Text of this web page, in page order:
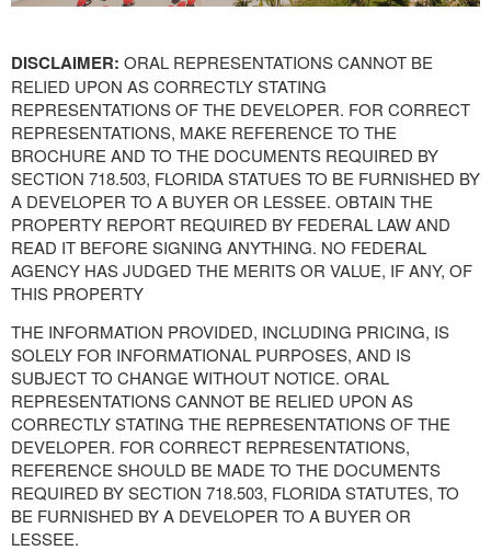
DISCLAIMER: ORAL REPRESENTATIONS CANNOT BE
RELIED UPON AS CORRECTLY STATING
REPRESENTATIONS OF THE DEVELOPER. FOR CORRECT
REPRESENTATIONS, MAKE REFERENCE TO THE
BROCHURE AND TO THE DOCUMENTS REQUIRED BY
SECTION 718.503, FLORIDA STATUES TO BE FURNISHED BY
A DEVELOPER TO A BUYER OR LESSEE. OBTAIN THE
PROPERTY REPORT REQUIRED BY FEDERAL LAW AND
READ IT BEFORE SIGNING ANYTHING. NO FEDERAL
AGENCY HAS JUDGED THE MERITS OR VALUE, IF ANY, OF
THIS PROPERTY
THE INFORMATION PROVIDED, INCLUDING PRICING, IS
SOLELY FOR INFORMATIONAL PURPOSES, AND IS
SUBJECT TO CHANGE WITHOUT NOTICE. ORAL
REPRESENTATIONS CANNOT BE RELIED UPON AS
CORRECTLY STATING THE REPRESENTATIONS OF THE
DEVELOPER. FOR CORRECT REPRESENTATIONS,
REFERENCE SHOULD BE MADE TO THE DOCUMENTS
REQUIRED BY SECTION 718.503, FLORIDA STATUTES, TO
BE FURNISHED BY A DEVELOPER TO A BUYER OR
LESSEE.